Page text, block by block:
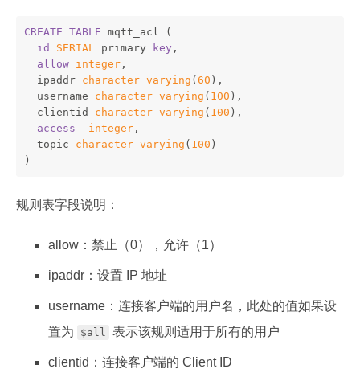
CREATE TABLE mqtt_acl (
id
SERIAL primary key ,
allow integer ,
  ipaddr
character varying ( 60 ),
  username
character varying ( 100 ),
  clientid
character varying ( 100 ),
access
integer ,
  topic
character varying ( 100 )
)
规则表字段说明：
allow：禁止（0），允许（1）
ipaddr：设置 IP 地址
username：连接客户端的用户名，此处的值如果设
置为
$all 表示该规则适用于所有的用户
clientid：连接客户端的 Client ID